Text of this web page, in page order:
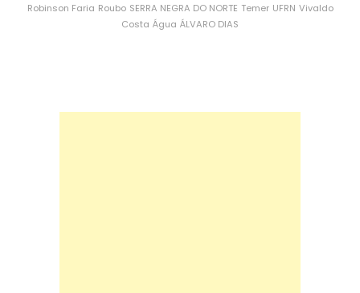
Robinson Faria Roubo SERRA NEGRA DO NORTE Temer UFRN Vivaldo
Costa Água ÁLVARO DIAS